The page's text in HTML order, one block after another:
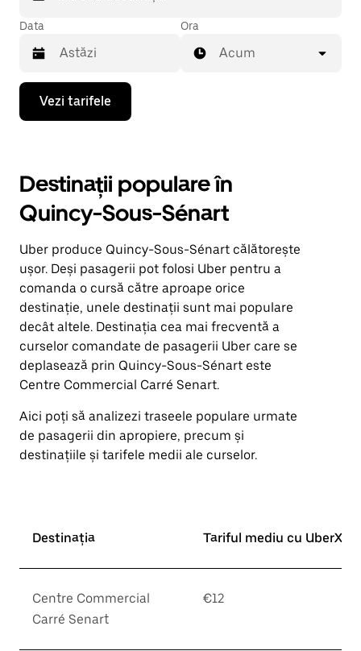
Data
Pentru
deschide
selecta
o
dată,
apasă
tasta
cu
săgeata
îndreptată
în
jos.
Închide
calendarul
apăsând
pe
Escape.
Ora
Acum
Vezi tarifele
Destinații populare în
Quincy-Sous-Sénart
Uber produce Quincy-Sous-Sénart călătorește
ușor. Deși pasagerii pot folosi Uber pentru a
comanda o cursă către aproape orice
destinație, unele destinații sunt mai populare
decât altele. Destinația cea mai frecventă a
curselor comandate de pasagerii Uber care se
deplasează prin Quincy-Sous-Sénart este
Centre Commercial Carré Senart.
Aici poți să analizezi traseele populare urmate
de pasagerii din apropiere, precum și
destinațiile și tarifele medii ale curselor.
Destinația Tariful mediu cu UberX*
Centre Commercial
Carré Senart
€12